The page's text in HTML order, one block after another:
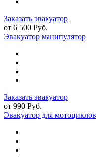
Заказать эвакуатор
от 6 500 Руб.
Эвакуатор манипулятор
Заказать эвакуатор
от 990 Руб.
Эвакуатор для мотоциклов